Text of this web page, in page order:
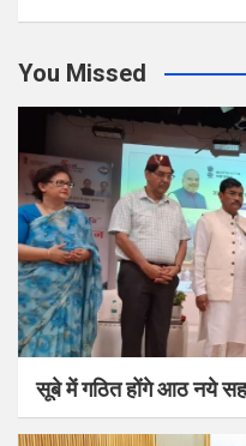
You Missed
सूबे में गठित होंगे आठ नये